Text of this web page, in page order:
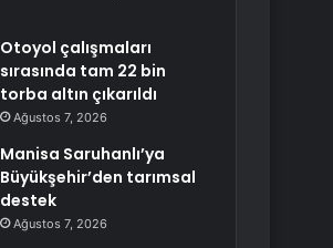
Otoyol çalışmaları
sırasında tam 22 bin
torba altın çıkarıldı
Ağustos 7, 2026
Manisa Saruhanlı’ya
Büyükşehir’den tarımsal
destek
Ağustos 7, 2026